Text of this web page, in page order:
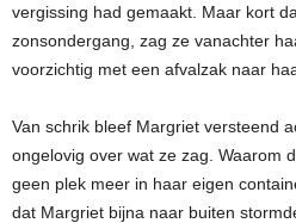
vergissing had gemaakt. Maar kort
zonsondergang, zag ze vanachter
voorzichtig met een afvalzak naar
Van schrik bleef Margriet versteend
ongelovig over wat ze zag. Waarom
geen plek meer in haar eigen
dat Margriet bijna naar buiten